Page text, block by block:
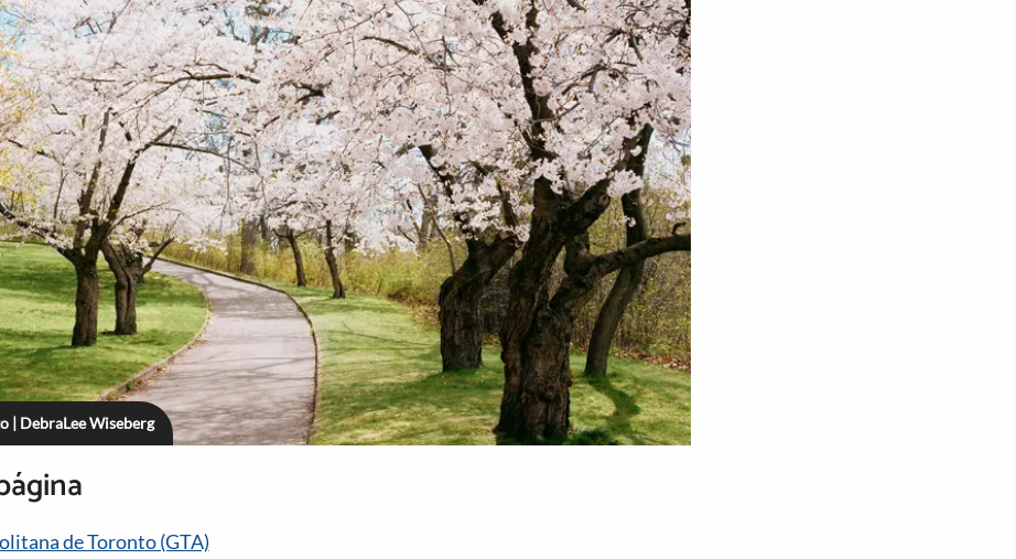
| DebraLee Wiseberg
de Toronto (GTA)